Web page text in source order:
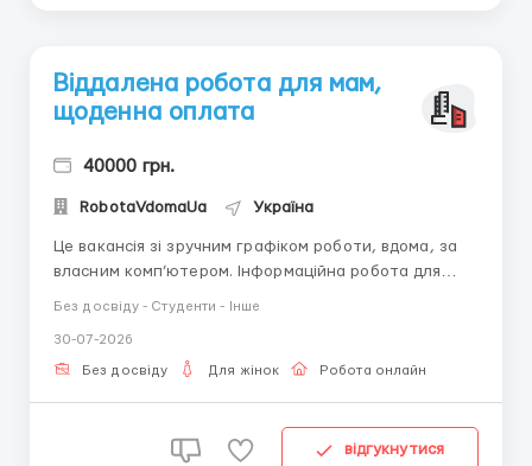
Віддалена робота для мам,
щоденна оплата
40000 грн.
RobotaVdomaUa Україна
Це вакансія зі зручним графіком роботи, вдома, за
власним комп’ютером. Інформаційна робота для
ЩОДЕННО. Всі питання пишіть у telegram +38068-
584-84-0 8 @robotaUAdoma ...
Без досвіду - Студенти - Інше
30-07-2026
Без досвіду Для жінок Робота онлайн
відгукнутися